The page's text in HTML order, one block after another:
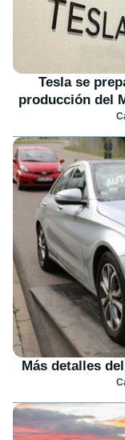
Tesla se
producción del
Más detalles